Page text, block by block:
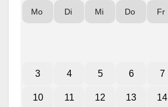
Mo Di Mi Do Fr
3 4 5 6 7
10 11 12 13 14